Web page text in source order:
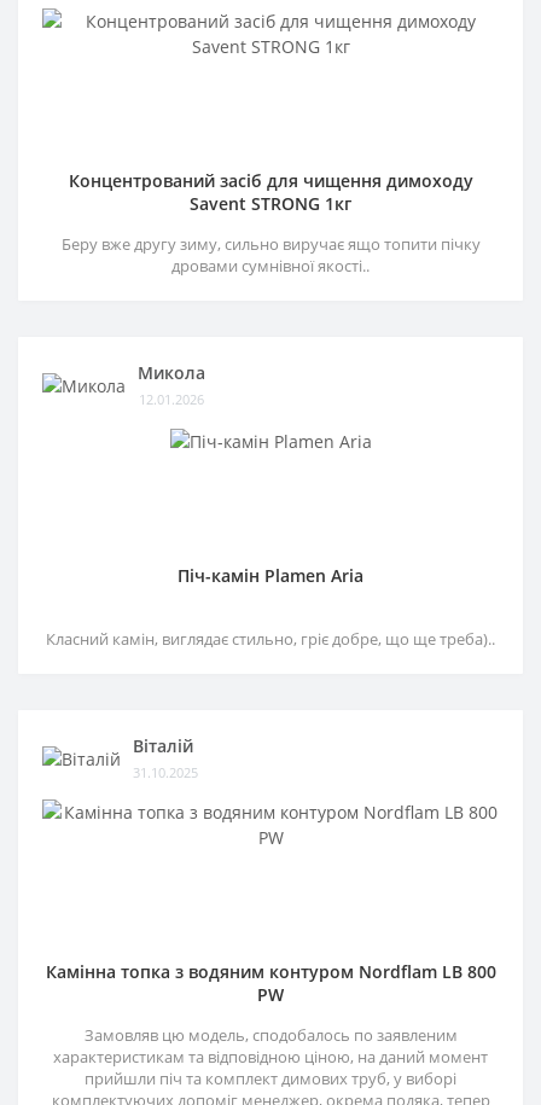
Концентрований засіб для чищення димоходу
Savent STRONG 1кг
Беру вже другу зиму, сильно виручає ящо топити пічку
дровами сумнівної якості..
Микола
12.01.2026
Піч-камін Plamen Aria
Класний камін, виглядає стильно, гріє добре, що ще треба)..
Віталій
31.10.2025
Камінна топка з водяним контуром Nordflam LB 800
PW
Замовляв цю модель, сподобалось по заявленим
характеристикам та відповідною ціною, на даний момент
прийшли піч та комплект димових труб, у виборі
комплектуючих допоміг менеджер, окрема подяка, тепер